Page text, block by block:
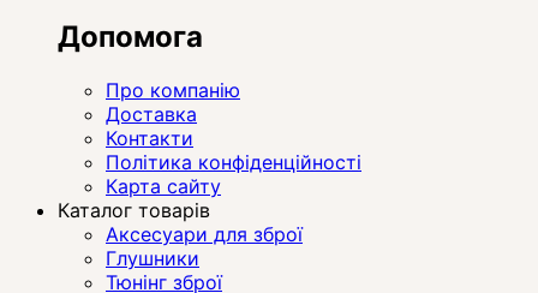
Допомога
Про компанію
Доставка
Контакти
Політика конфіденційності
Карта сайту
Каталог товарів
Аксесуари для зброї
Глушники
Тюнінг зброї